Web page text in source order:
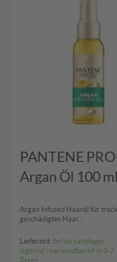
PANTENE
Argan Öl 100 ml
Argan Infused Haaröl für
geschädigtes Haar...
Lieferzeit: Im Versandlager
lagernd - versandbereit in 5-7
Tagen